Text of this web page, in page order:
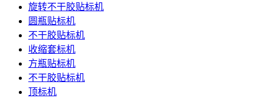
旋转不干胶贴标机
圆瓶贴标机
不干胶贴标机
收缩套标机
方瓶贴标机
不干胶贴标机
顶标机